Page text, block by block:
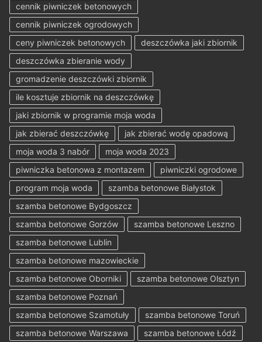
cennik piwniczek betonowych
cennik piwniczek ogrodowych
ceny piwniczek betonowych
deszczówka jaki zbiornik
deszczówka zbieranie wody
gromadzenie deszczówki zbiornik
ile kosztuje zbiornik na deszczówkę
jaki zbiornik w programie moja woda
jak zbierać deszczówkę
jak zbierać wodę opadową
moja woda 3 nabór
moja woda 2023
piwniczka betonowa z montazem
piwniczki ogrodowe
program moja woda
szamba betonowe Białystok
szamba betonowe Bydgoszcz
szamba betonowe Gorzów
szamba betonowe Leszno
szamba betonowe Lublin
szamba betonowe mazowieckie
szamba betonowe Oborniki
szamba betonowe Olsztyn
szamba betonowe Poznań
szamba betonowe Szamotuły
szamba betonowe Toruń
szamba betonowe Warszawa
szamba betonowe Łódź